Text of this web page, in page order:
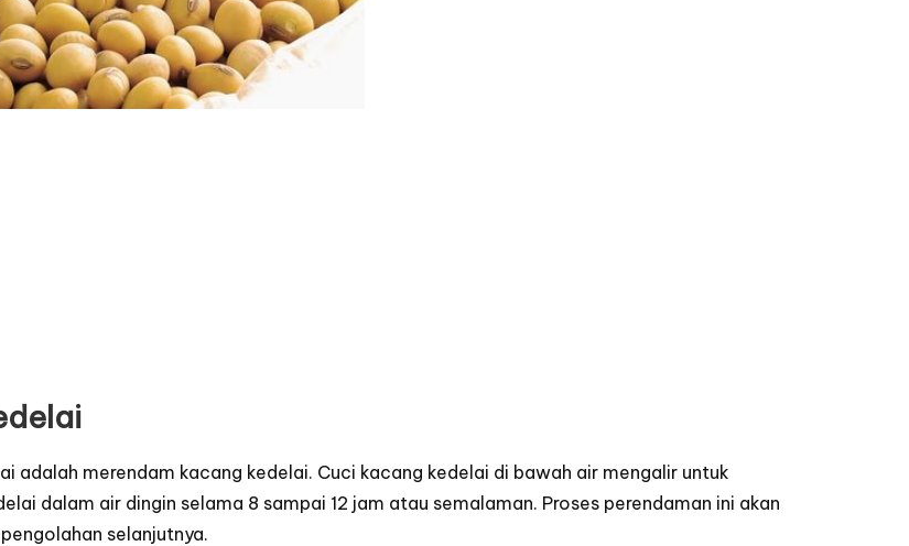
adalah merendam kacang kedelai. Cuci kacang kedelai di bawah air mengalir untuk
dalam air dingin selama 8 sampai 12 jam atau semalaman. Proses perendaman ini akan
selanjutnya.